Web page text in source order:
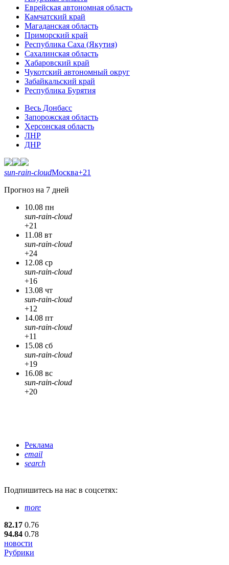
Еврейская автономная область
Камчатский край
Магаданская область
Приморский край
Республика Саха (Якутия)
Сахалинская область
Хабаровский край
Чукотский автономный округ
Забайкальский край
Республика Бурятия
Весь Донбасс
Запорожская область
Херсонская область
ЛНР
ДНР
sun-rain-cloudМосква+21
Прогноз на 7 дней
10.08 пн
sun-rain-cloud
+21
11.08 вт
sun-rain-cloud
+24
12.08 ср
sun-rain-cloud
+16
13.08 чт
sun-rain-cloud
+12
14.08 пт
sun-rain-cloud
+11
15.08 сб
sun-rain-cloud
+19
16.08 вс
sun-rain-cloud
+20
Реклама
email
search
Подпишитесь на нас в соцсетях:
more
82.17 0.76
94.84 0.78
новости
Рубрики